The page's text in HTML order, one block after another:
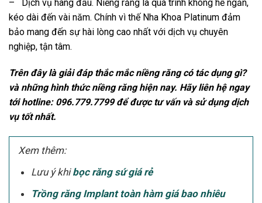
– Dịch vụ hàng đầu. Niềng răng là quá trình không hề ngắn,
kéo dài đến vài năm. Chính vì thế Nha Khoa Platinum đảm
bảo mang đến sự hài lòng cao nhất với dịch vụ chuyên
nghiệp, tận tâm.
Trên đây là giải đáp thắc mắc niềng răng có tác dụng gì?
và những hình thức niềng răng hiện nay. Hãy liên hệ ngay
tớihotline: 096.779.7799để được tư vấn và sử dụng dịch
vụ tốt nhất.
Xem thêm:
Lưu ý khibọc răng sứ giá rẻ
Trồng răng Implant toàn hàm giá bao nhiêu